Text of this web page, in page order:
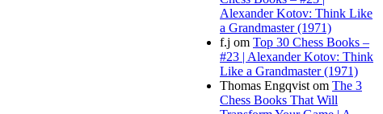
Alexander Kotov: Think Like
a Grandmaster (1971)
f.j om Top 30 Chess Books –
#23 | Alexander Kotov: Think
Like a Grandmaster (1971)
Thomas Engqvist om The 3
Chess Books That Will